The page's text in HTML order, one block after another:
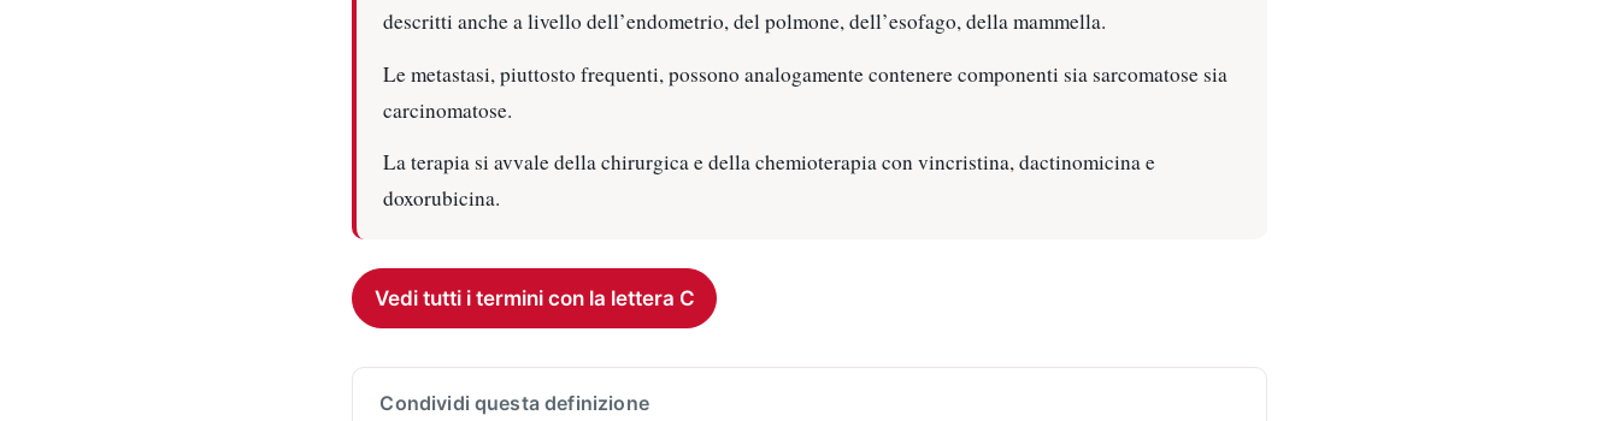
descritti anche a livello dell’endometrio, del polmone, dell’esofago, della mammella.
Le metastasi, piuttosto frequenti, possono analogamente contenere componenti sia sarcomatose sia
carcinomatose.
La terapia si avvale della chirurgica e della chemioterapia con vincristina, dactinomicina e
doxorubicina.
Vedi tutti i termini con la lettera C
Condividi questa definizione